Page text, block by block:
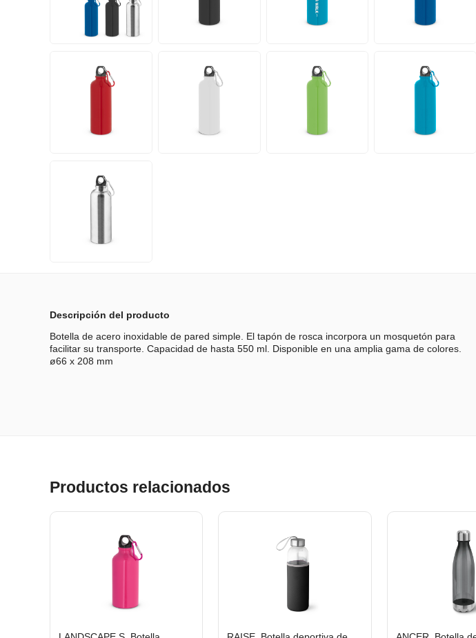
Descripción del producto
Botella de acero inoxidable de pared simple. El tapón de rosca incorpora un mosquetón para
facilitar su transporte. Capacidad de hasta 550 ml. Disponible en una amplia gama de colores.
ø66 x 208 mm
Productos relacionados